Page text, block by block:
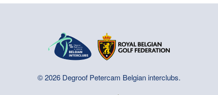
© 2026 Degroof Petercam Belgian interclubs.